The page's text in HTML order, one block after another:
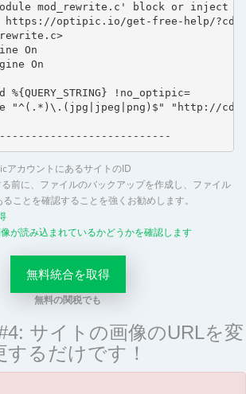
mod_rewrite.c' block or inject
https://optipic.io/get-free-help/
On
On
%{QUERY_STRING} !no_optipic=
"^(.*)\.(jpg|jpeg|png)$" "http://
アカウントにあるサイトのID
前に、ファイルのバックアップを作成し、ファイル
ことを確認することを強くお勧めします。
が読み込まれているかどうかを確認します
無料統合を取得
無料の関税でも
サイトの画像のURLを変
するだけです！